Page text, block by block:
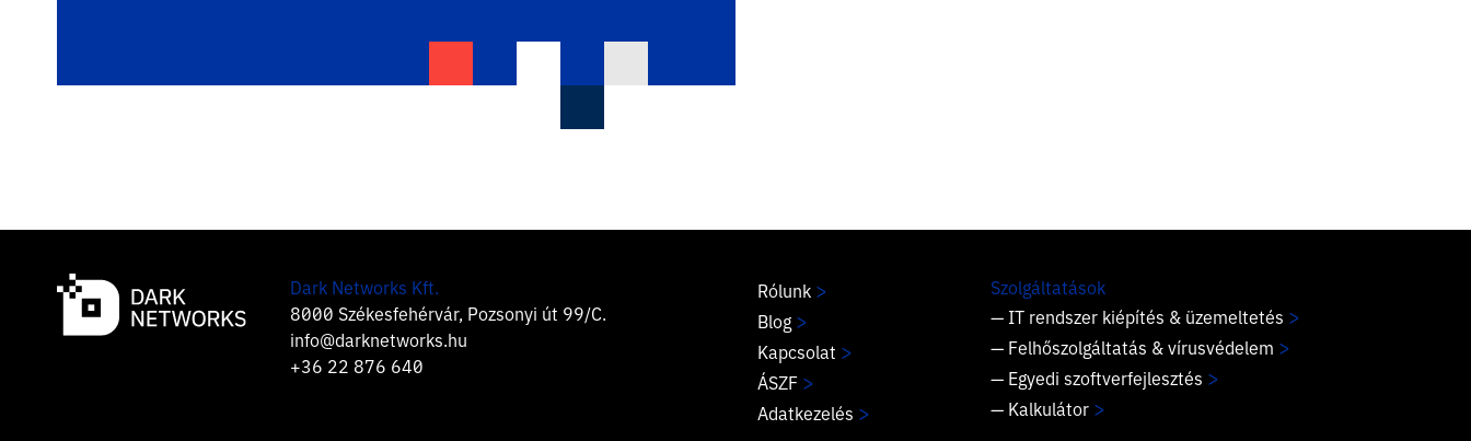
Dark Networks Kft.
8000 Székesfehérvár, Pozsonyi út 99/C.
info@darknetworks.hu
+36 22 876 640
Rólunk >
Blog >
Kapcsolat >
ÁSZF >
Adatkezelés >
Szolgáltatások
— IT rendszer kiépítés & üzemeltetés >
— Felhőszolgáltatás & vírusvédelem >
— Egyedi szoftverfejlesztés >
— Kalkulátor >